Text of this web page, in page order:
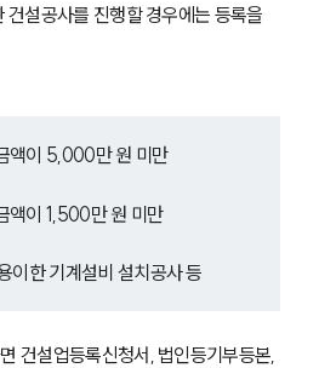
건설공사를 진행할 경우에는 등록을
액이 5,000만 원 미만
액이 1,500만 원 미만
이한 기계설비 설치공사 등
건설업등록신청서, 법인등기부등본,